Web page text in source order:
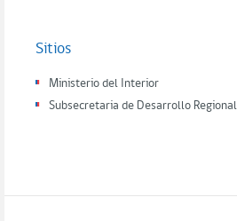
Sitios
Ministerio del Interior
Subsecretaria de Desarrollo